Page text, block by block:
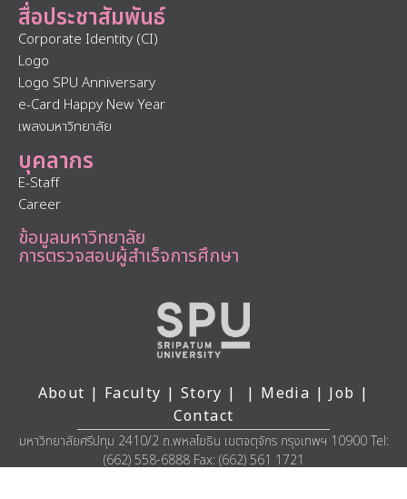
สื่อประชาสัมพันธ์
Corporate Identity (CI)
Logo
Logo SPU Anniversary
e-Card Happy New Year
เพลงมหาวิทยาลัย
บุคลากร
E-Staff
Career
ข้อมูลมหาวิทยาลัย
การตรวจสอบผู้สำเร็จการศึกษา
About | Faculty | Story | | Media | Job |
Contact
มหาวิทยาลัยศรีปทุม 2410/2 ถ.พหลโยธิน เขตจตุจักร กรุงเทพฯ 10900 Tel:
(662) 558-6888 Fax: (662) 561 1721